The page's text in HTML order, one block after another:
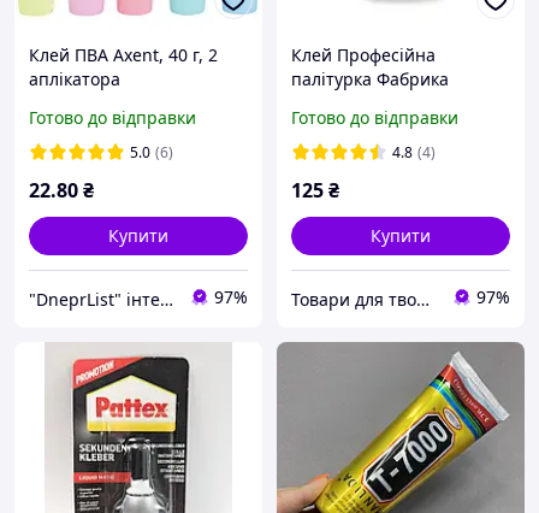
Клей ПВА Axent, 40 г, 2
аплікатора
Готово до відправки
5.0 (6)
22.80₴
Купити
"DneprList" інтернет магазин 97%
Клей Професійна
палітурка Фабрика
Готово до відправки
4.8 (4)
125₴
Купити
Товари для творчості та скрапбукінгу "Shine art" 97%